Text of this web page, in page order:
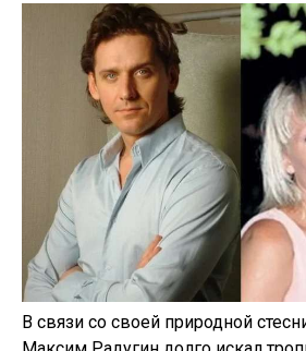
В связи со своей природной